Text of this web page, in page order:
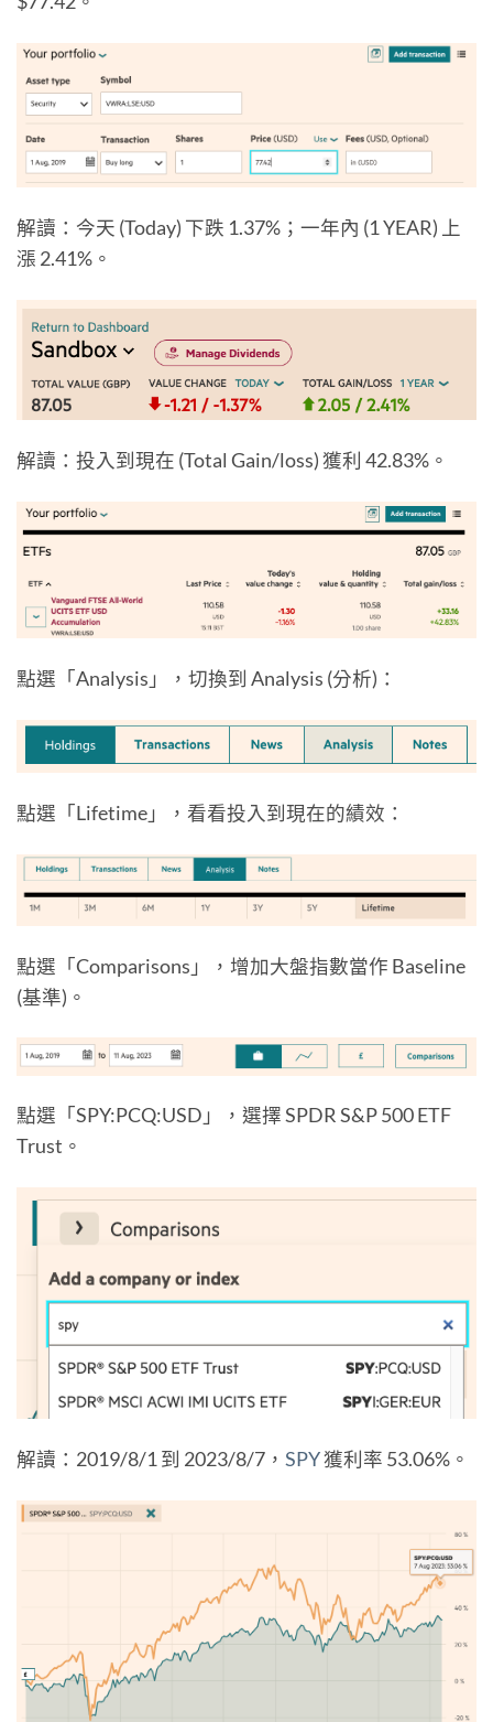
解讀：今天 (Today) 下跌 1.37%；一年內 (1 YEAR) 上
漲 2.41%。
解讀：投入到現在 (Total Gain/loss) 獲利 42.83%。
點選「Analysis」，切換到 Analysis (分析)：
點選「Lifetime」，看看投入到現在的績效：
點選「Comparisons」，增加大盤指數當作 Baseline
(基準)。
點選「SPY:PCQ:USD」，選擇 SPDR S&P 500 ETF
Trust。
解讀：2019/8/1 到 2023/8/7， SPY獲利率 53.06%。